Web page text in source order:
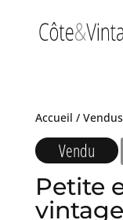
Accueil / Vendus
Vendu
Petite
vintage